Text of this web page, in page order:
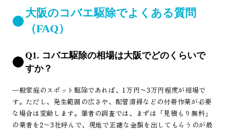
大阪のコバエ駆除でよくある質問
（FAQ）
Q1. コバエ駆除の相場は大阪でどのくらいで
すか？
一般家庭のスポット駆除であれば、1万円〜3万円程度が相場で
す。ただし、発生範囲の広さや、配管清掃などの付帯作業が必要
な場合は変動します。筆者の調査では、まずは「見積もり無料」
の業者を2〜3社呼んで、現地で正確な金額を出してもらうのが最